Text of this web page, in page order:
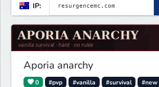
IP:
Aporia anarchy
0 #pvp #vanilla #survival #new